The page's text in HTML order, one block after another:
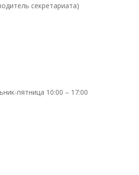
секретариата)
пятница 10:00 – 17:00